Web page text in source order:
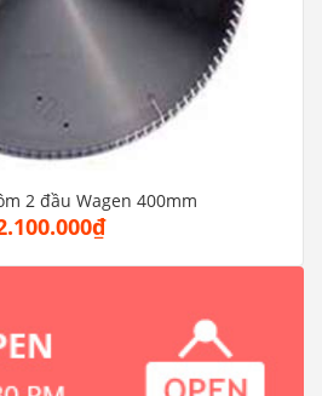
2 đầu Wagen 400mm